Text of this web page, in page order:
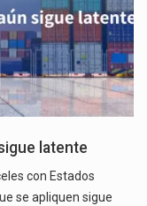
latente
con Estados
se apliquen sigue